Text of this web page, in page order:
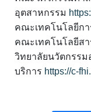
อุตสาหกรรม
คณะเทคโนโลยีกา
คณะเทคโนโลยีสา
วิทยาลัยนวัตกรร
บริการ https://c-